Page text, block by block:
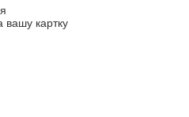
вашу картку